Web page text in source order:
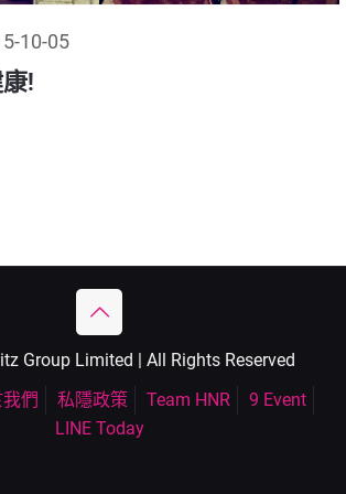
10-05
!
Group Limited | All Rights Reserved
們 私隱政策 Team HNR
9 Event
LINE Today